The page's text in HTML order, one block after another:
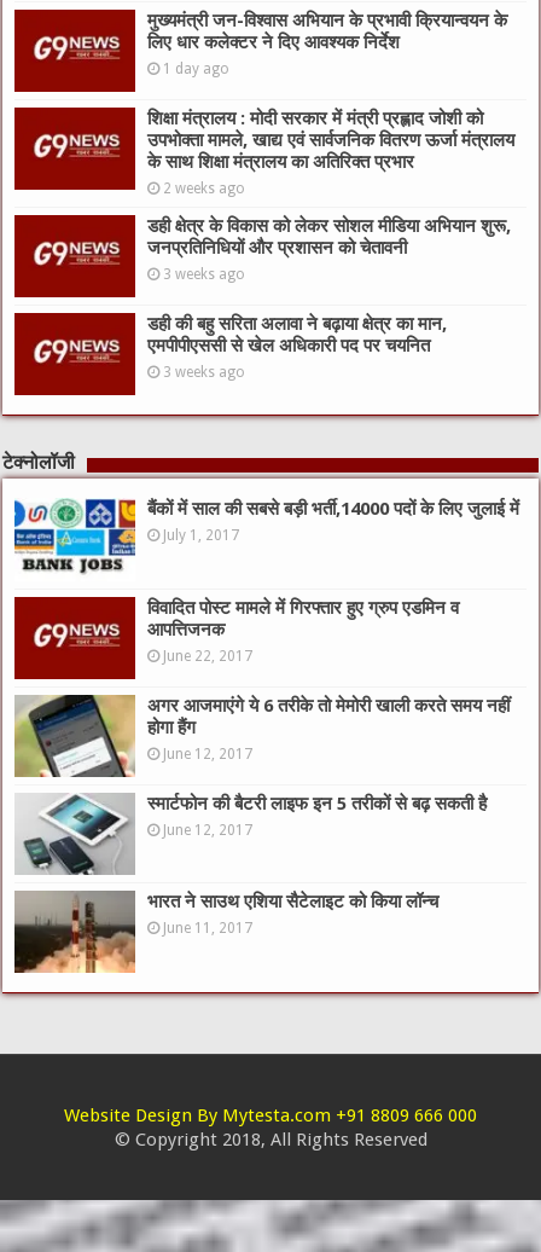
मुख्यमंत्री जन-विश्वास अभियान के प्रभावी क्रियान्वयन के
लिए धार कलेक्टर ने दिए आवश्यक निर्देश
1 day ago
शिक्षा मंत्रालय : मोदी सरकार में मंत्री प्रह्लाद जोशी को
उपभोक्ता मामले, खाद्य एवं सार्वजनिक वितरण ऊर्जा मंत्रालय
के साथ शिक्षा मंत्रालय का अतिरिक्त प्रभार
2 weeks ago
डही क्षेत्र के विकास को लेकर सोशल मीडिया अभियान शुरू,
जनप्रतिनिधियों और प्रशासन को चेतावनी
3 weeks ago
डही की बहु सरिता अलावा ने बढ़ाया क्षेत्र का मान,
एमपीपीएससी से खेल अधिकारी पद पर चयनित
3 weeks ago
टेक्नोलॉजी
बैंकों में साल की सबसे बड़ी भर्ती,14000 पदों के लिए जुलाई में
July 1, 2017
विवादित पोस्ट मामले में गिरफ्तार हुए ग्रुप एडमिन व
आपत्तिजनक
June 22, 2017
अगर आजमाएंगे ये 6 तरीके तो मेमोरी खाली करते समय नहीं
होगा हैंग
June 12, 2017
स्मार्टफोन की बैटरी लाइफ इन 5 तरीकों से बढ़ सकती है
June 12, 2017
भारत ने साउथ एशिया सैटेलाइट को किया लॉन्च
June 11, 2017
Website Design By Mytesta.com +91 8809 666 000
© Copyright 2018, All Rights Reserved